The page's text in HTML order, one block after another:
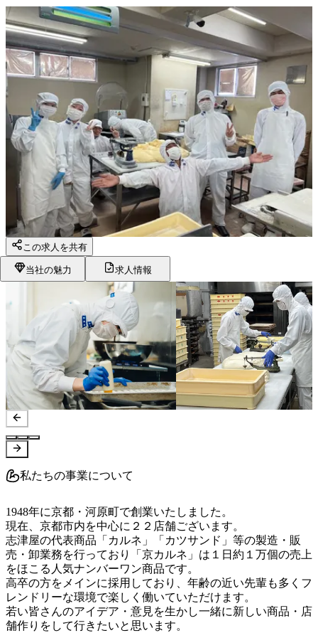
この求人を共有
当社の魅力 求人情報
私たちの事業について
1948年に京都・河原町で創業いたしました。
現在、京都市内を中心に２２店舗ございます。
志津屋の代表商品「カルネ」「カツサンド」等の製造・販
売・卸業務を行っており「京カルネ」は１日約１万個の売上
をほこる人気ナンバーワン商品です。
高卒の方をメインに採用しており、年齢の近い先輩も多くフ
レンドリーな環境で楽しく働いていただけます。
若い皆さんのアイデア・意見を生かし一緒に新しい商品・店
舗作りをして行きたいと思います。